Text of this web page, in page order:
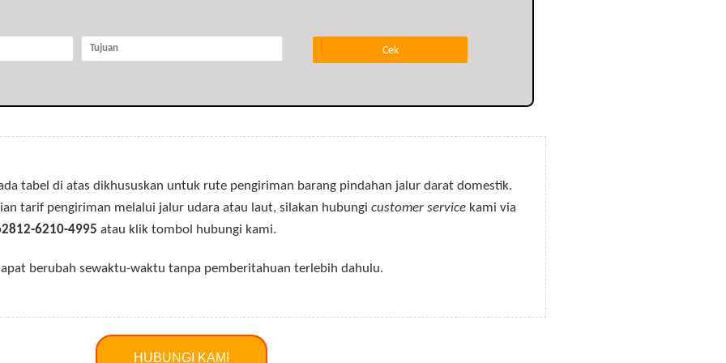
tabel di atas dikhususkan untuk rute pengiriman barang pindahan jalur darat domestik.
tarif pengiriman melalui jalur udara atau laut, silakan hubungi customer service kami via
6210-4995 atau klik tombol hubungi kami.
berubah sewaktu-waktu tanpa pemberitahuan terlebih dahulu.
HUBUNGI KAMI